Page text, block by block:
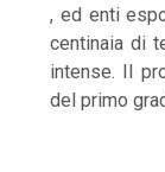
, ed enti
centinaia di
intense. Il
del primo